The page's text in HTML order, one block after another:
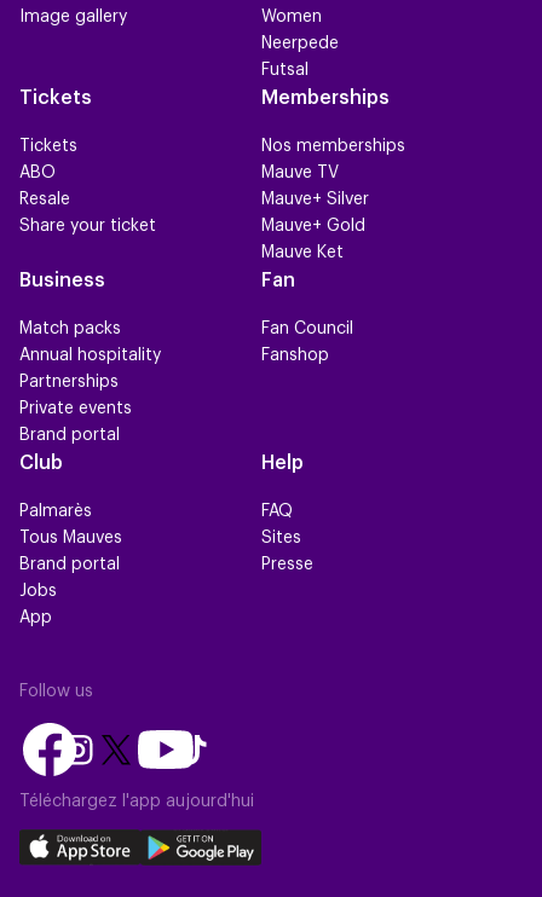
Image gallery
Women
Neerpede
Futsal
Tickets
Tickets
ABO
Resale
Share your ticket
Memberships
Nos memberships
Mauve TV
Mauve+ Silver
Mauve+ Gold
Mauve Ket
Business
Match packs
Annual hospitality
Partnerships
Private events
Brand portal
Fan
Fan Council
Fanshop
Club
Palmarès
Tous Mauves
Brand portal
Jobs
App
Help
FAQ
Sites
Presse
Follow us
Follow
us
on
Follow
us
on
Instagram
Follow
on
X
(Twitter)
Follow
us
on
Follow
us
on
TikTok
Téléchargez l'app aujourd'hui
Download
Download